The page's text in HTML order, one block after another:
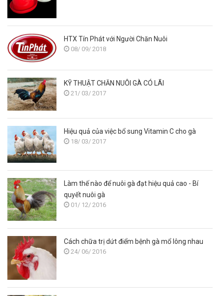
HTX Tín Phát với Người Chăn Nuôi
08/ 09/ 2018
KỸ THUẬT CHĂN NUÔI GÀ CÓ LÃI
21/ 03/ 2017
Hiệu quả của việc bổ sung Vitamin C cho gà
18/ 03/ 2017
Làm thế nào để nuôi gà đạt hiệu quả cao - Bí
quyết nuôi gà
01/ 12/ 2016
Cách chữa trị dứt điểm bệnh gà mổ lông nhau
24/ 06/ 2016